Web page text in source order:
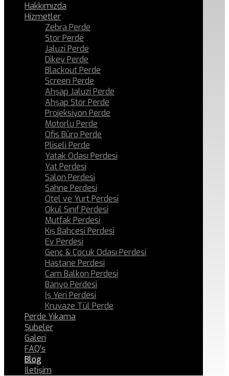
Hakkımızda
Hizmetler
Zebra Perde
Stor Perde
Jaluzi Perde
Dikey Perde
Blackout Perde
Screen Perde
Ahşap Jaluzi Perde
Ahşap Stor Perde
Projeksiyon Perde
Motorlu Perde
Ofis Büro Perde
Pliseli Perde
Yatak Odası Perdesi
Yat Perdesi
Salon Perdesi
Sahne Perdesi
Otel ve Yurt Perdesi
Okul Sınıf Perdesi
Mutfak Perdesi
Kış Bahçesi Perdesi
Ev Perdesi
Genç & Çocuk Odası Perdesi
Hastane Perdesi
Cam Balkon Perdesi
Banyo Perdesi
İş Yeri Perdesi
Kruvaze Tül Perde
Perde Yıkama
Şubeler
Galeri
FAQ’s
Blog
İletişim